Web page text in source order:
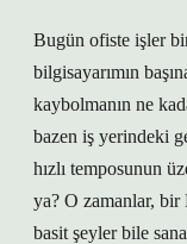
Bugün ofiste işler
bilgisayarımın
kaybolmanın ne
bazen iş yerindeki
hızlı temposunun
ya? O zamanlar, bir
basit şeyler bile